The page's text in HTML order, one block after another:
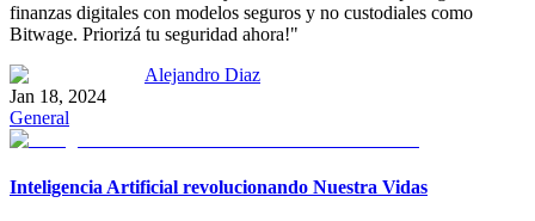
finanzas digitales con modelos seguros y no custodiales como
Bitwage. Priorizá tu seguridad ahora!"
Alejandro Diaz
Jan 18, 2024
General
Inteligencia Artificial revolucionando Nuestra Vidas